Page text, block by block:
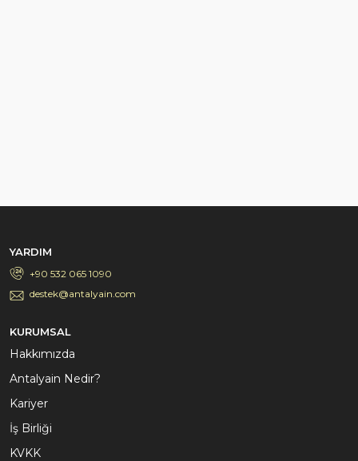
YARDIM
+90 532 065 1090
destek@antalyain.com
KURUMSAL
Hakkımızda
Antalyain Nedir?
Kariyer
İş Birliği
KVKK